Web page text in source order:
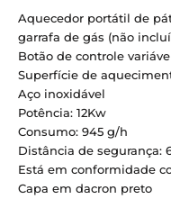
Aquecedor portátil de
garrafa de gás (não
Botão de controle
Superfície de
Aço inoxidável
Potência: 12Kw
Consumo: 945 g/h
Distância de segurança:
Está em conformidade
Capa em dacron preto